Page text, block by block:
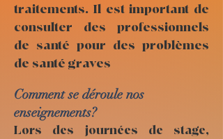
traitements. Il est important de
consulter des professionnels
de santé pour des problèmes
de santé graves
Comment se déroule nos
enseignements?
Lors des journées de stage,